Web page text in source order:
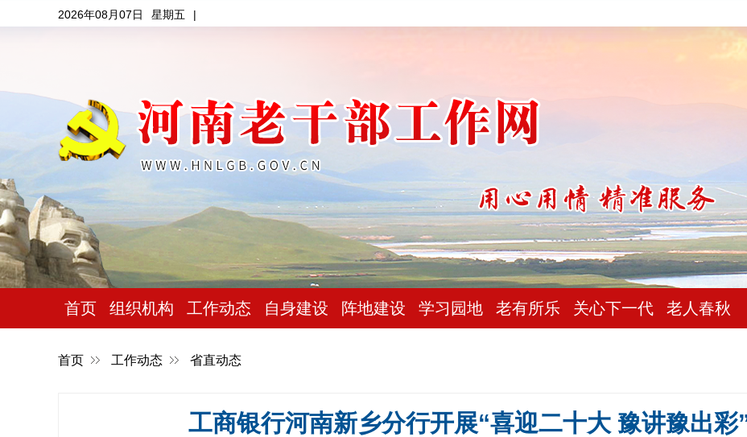
2026年08月07日 星期五 |
首页 组织机构 工作动态 自身建设 阵地建设 学习园地 老有所乐 关心下一代 老人春秋
首页 工作动态 省直动态
工商银行河南新乡分行开展“喜迎二十大 豫讲豫出彩